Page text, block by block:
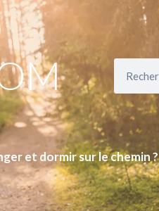
et dormir sur le chemin ?